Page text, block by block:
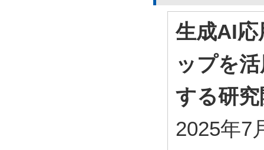
生成AI
ップを
する研究
2025年7